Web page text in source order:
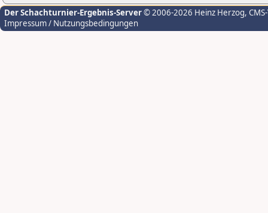
Der Schachturnier-Ergebnis-Server© 2006-2026 Heinz Herzog,
Impressum / Nutzungsbedingungen